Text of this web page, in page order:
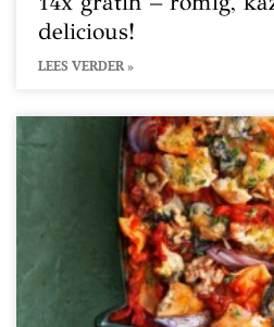
delicious!
LEES VERDER »